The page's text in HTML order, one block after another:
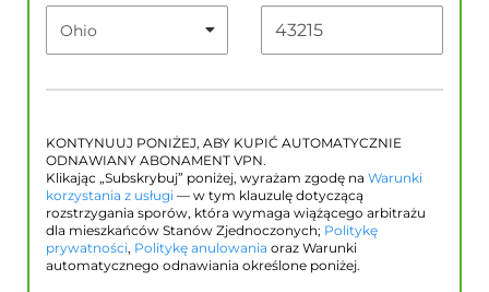
KONTYNUUJ PONIŻEJ, ABY KUPIĆ AUTOMATYCZNIE
ODNAWIANY ABONAMENT VPN.
Klikając „Subskrybuj” poniżej, wyrażam zgodę na Warunki
korzystania z usługi — w tym klauzulę dotyczącą
rozstrzygania sporów, która wymaga wiążącego arbitrażu
dla mieszkańców Stanów Zjednoczonych; Politykę
prywatności, Politykę anulowania oraz Warunki
automatycznego odnawiania określone poniżej.